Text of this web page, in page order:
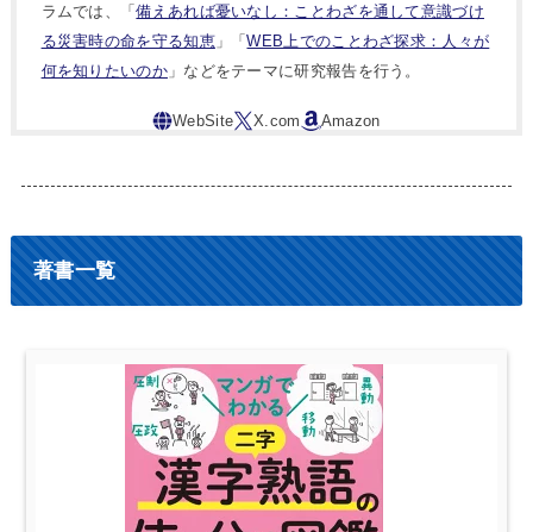
ラムでは、「備えあれば憂いなし：ことわざを通して意識づけ
る災害時の命を守る知恵」「WEB上でのことわざ探求：人々が
何を知りたいのか」などをテーマに研究報告を行う。
著書一覧